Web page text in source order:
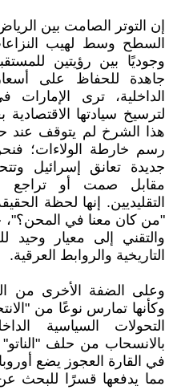
إن التوتر الصامت بين
السطح وسط لهيب
وجوديًا بين رؤيتين
جاهدة للحفاظ على
الداخلية، ترى الإمارات
لترسيخ سيادتها الاقتصادية
هذا الشرخ لم يتوقف عند
رسم خارطة الولاءات؛
جديدة تعانق إسرائيل
مقابل صمت أو تراجع
التقليديين. إنها لحظة
"من كان معنا في
والتقني إلى معيار وحيد
التاريخية والروابط العرقية.
وعلى الضفة الأخرى من
وكأنها تمارس نوعًا من
التحولات السياسية
بالانسحاب من حلف
في القارة العجوز يضع
مما يدفعها قسرًا للبحث